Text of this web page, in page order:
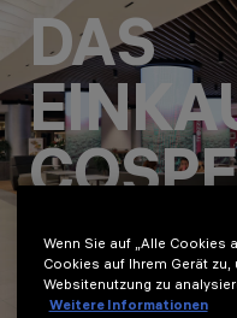
DAS
Retail
Wenn Sie auf „Alle Cookies
Cookies auf Ihrem Gerät
Websitenutzung zu
Weitere Informationen